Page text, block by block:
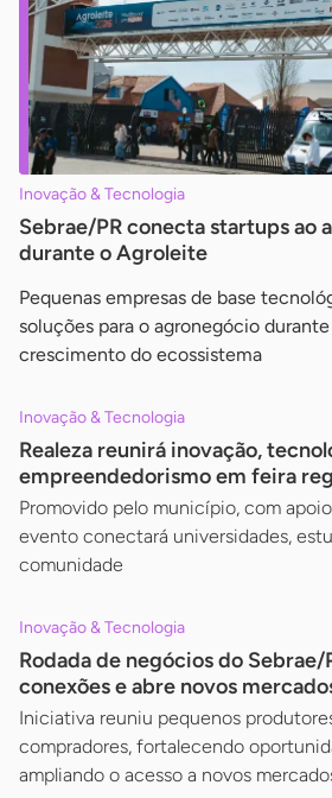
Inovação & Tecnologia
Sebrae/PR conecta startups ao
durante o Agroleite
Pequenas empresas de base
soluções para o agronegócio
crescimento do ecossistema
Inovação & Tecnologia
Realeza reunirá inovação,
empreendedorismo em feira
Promovido pelo município, com
evento conectará universidades,
comunidade
Inovação & Tecnologia
Rodada de negócios do Sebrae/
conexões e abre novos
Iniciativa reuniu pequenos
compradores, fortalecendo
ampliando o acesso a novos